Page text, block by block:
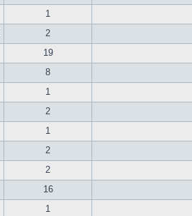
1
2
19
8
1
2
1
2
2
16
1